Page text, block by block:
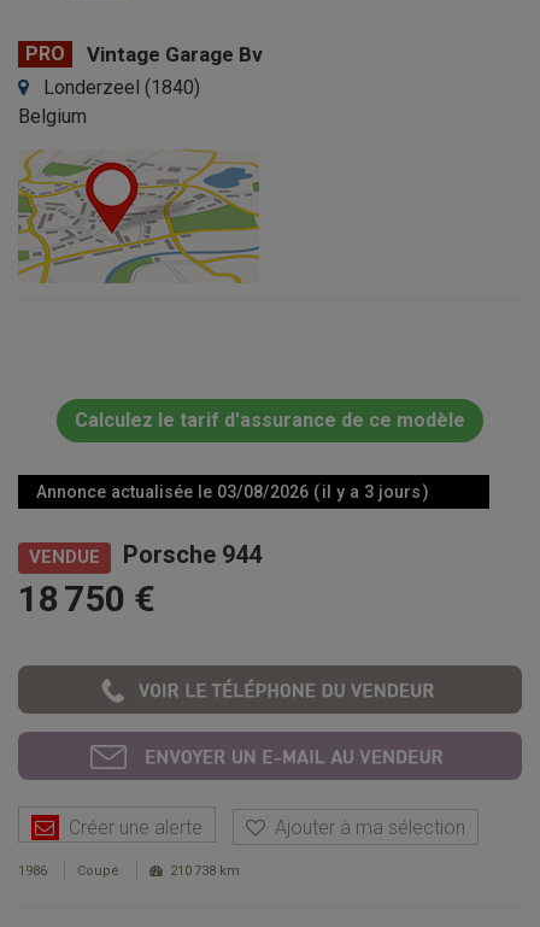
PRO Vintage Garage Bv
Londerzeel (1840)
Belgium
Calculez le tarif d'assurance de ce modèle
Annonce actualisée le 03/08/2026 ( il y a 3 jours )
VENDUE Porsche 944
18 750 €
Créer une alerte Ajouter à ma sélection
1986 Coupé 210 738 km